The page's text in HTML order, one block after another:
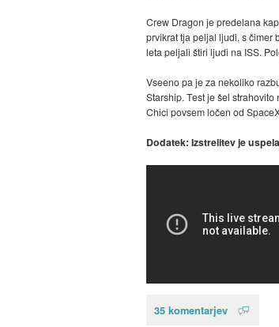
Crew Dragon je predelana
prvikrat tja peljal ljudi, s čimer
leta peljali štiri ljudi na ISS.
Vseeno pa je za nekoliko
Starship. Test je šel
Chici povsem ločen od
Dodatek: Izstrelitev je
35 komentarjev